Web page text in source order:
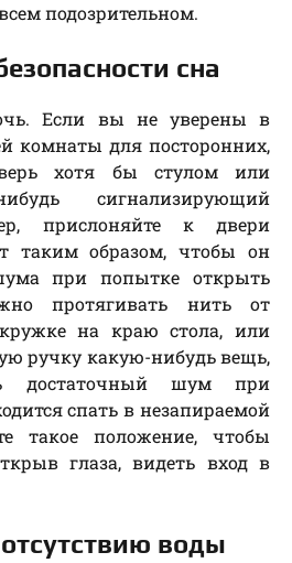
подозрительном.
сна
Если вы не уверены в
комнаты для посторонних,
хотя бы стулом или
сигнализирующий
прислоняйте к двери
таким образом, чтобы он
при попытке открыть
протягивать нить от
на краю стола, или
ручку какую-нибудь вещь,
достаточный шум при
спать в незапираемой
такое положение, чтобы
глаза, видеть вход в
воды